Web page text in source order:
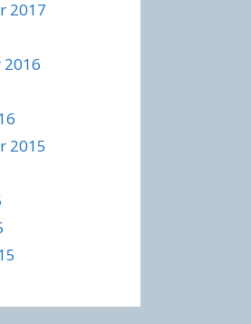
2017
2016
2015